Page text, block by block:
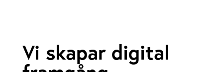
Vi skapar digital